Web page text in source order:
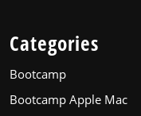
Categories
Bootcamp
Bootcamp Apple Mac